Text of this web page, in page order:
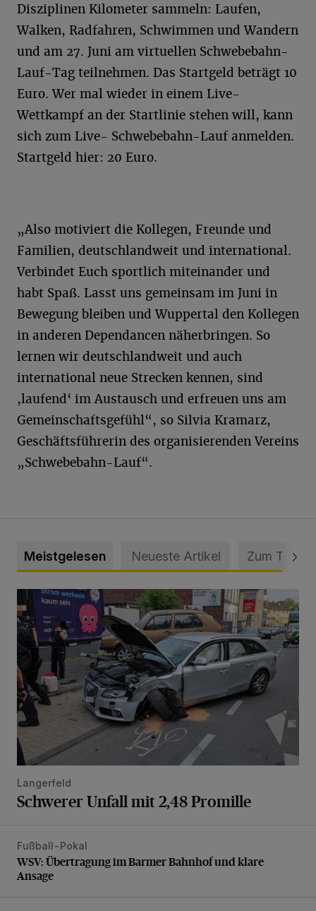
Disziplinen Kilometer sammeln: Laufen,
Walken, Radfahren, Schwimmen und Wandern
und am 27. Juni am virtuellen Schwebebahn-
Lauf-Tag teilnehmen. Das Startgeld beträgt 10
Euro. Wer mal wieder in einem Live-
Wettkampf an der Startlinie stehen will, kann
sich zum Live- Schwebebahn-Lauf anmelden.
Startgeld hier: 20 Euro.
„Also motiviert die Kollegen, Freunde und
Familien, deutschlandweit und international.
Verbindet Euch sportlich miteinander und
habt Spaß. Lasst uns gemeinsam im Juni in
Bewegung bleiben und Wuppertal den Kollegen
in anderen Dependancen näherbringen. So
lernen wir deutschlandweit und auch
international neue Strecken kennen, sind
,laufend‘ im Austausch und erfreuen uns am
Gemeinschaftsgefühl“, so Silvia Kramarz,
Geschäftsführerin des organisierenden Vereins
„Schwebebahn-Lauf“.
Meistgelesen Neueste Artikel Zum Thema
Schwerer Unfall mit 2,48 Promille
Langerfeld
Schwerer Unfall mit 2,48 Promille
WSV: Übertragung im Barmer Bahnhof und klare Ansage
Fußball-Pokal
WSV: Übertragung im Barmer Bahnhof und klare
Ansage